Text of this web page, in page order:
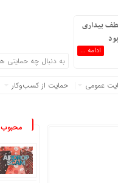
بیداری
ادامه ...
عمومی حمایت از کسب‌وکار
محبوب